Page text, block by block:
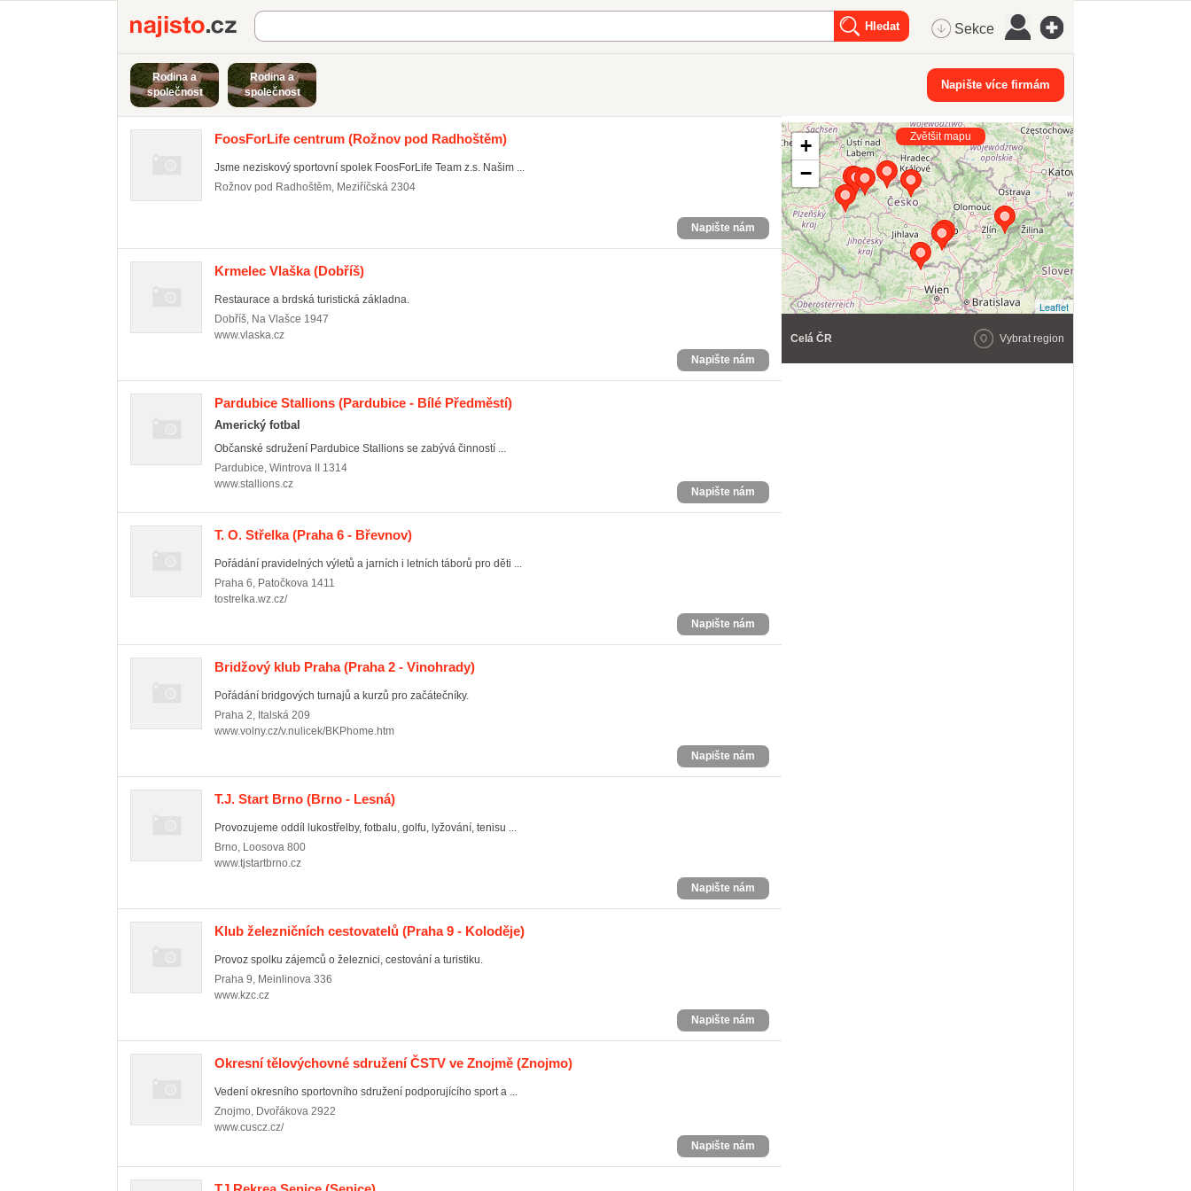
Najisto.cz Sekce
Rodina a
společnost
Rodina a
společnost
Napište více firmám
FoosForLife centrum (Rožnov pod Radhoštěm)
Jsme neziskový sportovní spolek FoosForLife Team z.s. Našim ...
Rožnov pod Radhoštěm, Meziříčská 2304
Napište nám
Krmelec Vlaška(Dobříš)
Restaurace a brdská turistická základna.
Dobříš, Na Vlašce 1947
www.vlaska.cz
Napište nám
Pardubice Stallions (Pardubice - Bílé Předměstí)
Americký fotbal
Občanské sdružení Pardubice Stallions se zabývá činností ...
Pardubice, Wintrova II 1314
www.stallions.cz
Napište nám
T. O. Střelka(Praha 6 - Břevnov)
Pořádání pravidelných výletů a jarních i letních táborů pro děti ...
Praha 6, Patočkova 1411
tostrelka.wz.cz/
Napište nám
Bridžový klub Praha(Praha 2 - Vinohrady)
Pořádání bridgových turnajů a kurzů pro začátečníky.
Praha 2, Italská 209
www.volny.cz/v.nulicek/BKPhome.htm
Napište nám
T.J. Start Brno (Brno - Lesná)
Provozujeme oddíl lukostřelby, fotbalu, golfu, lyžování, tenisu ...
Brno, Loosova 800
www.tjstartbrno.cz
Napište nám
Klub železničních cestovatelů (Praha 9 - Koloděje)
Provoz spolku zájemců o železnici, cestování a turistiku.
Praha 9, Meinlinova 336
www.kzc.cz
Napište nám
Okresní tělovýchovné sdružení ČSTV ve Znojmě (Znojmo)
Vedení okresního sportovního sdružení podporujícího sport a ...
Znojmo, Dvořákova 2922
www.cuscz.cz/
Napište nám
+
−
Leaflet
Zvětšit mapu
Celá ČR Vybrat region